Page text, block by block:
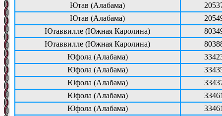
Ютав (Алабама)
Ютав (Алабама)
Ютаввилле (Южная Каролина)
Ютаввилле (Южная Каролина)
Юфола (Алабама)
Юфола (Алабама)
Юфола (Алабама)
Юфола (Алабама)
Юфола (Алабама)